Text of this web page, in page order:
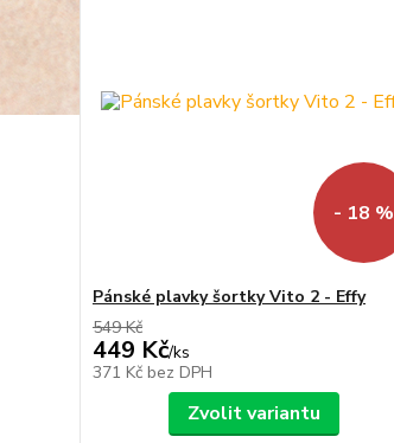
- 18 %
Pánské plavky šortky Vito 2 - Effy
549 Kč
449 Kč/ks
371 Kč bez DPH
Zvolit variantu